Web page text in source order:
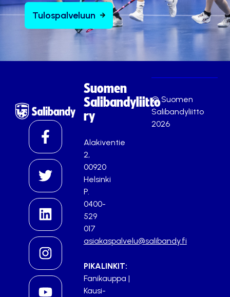
Tulospalveluun
Suomen
Salibandyliitto
ry
Alakiventie
2,
00920
Helsinki
P.
0400-
529
017
asiakaspalvelu@salibandy.fi
PIKALINKIT:
Fanikauppa |
Kausi-
© Suomen
Salibandyliitto
2026